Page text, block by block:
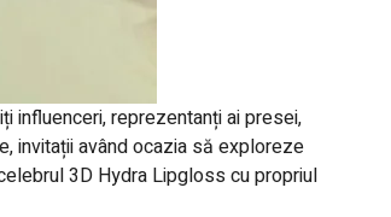
influenceri, reprezentanți ai presei,
invitații având ocazia să exploreze
3D Hydra Lipgloss cu propriul